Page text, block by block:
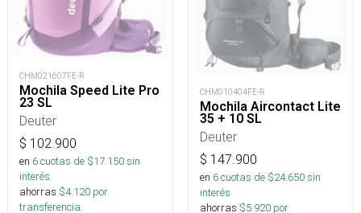
CHM021607FE-R
Mochila Speed Lite Pro
23 SL
Deuter
$ 102.900
en 6cuotas de $17.150sin
interés
ahorras $4.120 por
transferencia.
CHM010404FE-R
Mochila Aircontact Lite
35 + 10 SL
Deuter
$ 147.900
en 6cuotas de $24.650sin
interés
ahorras $5.920 por